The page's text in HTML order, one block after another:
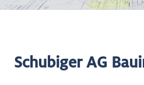
Schubiger AG